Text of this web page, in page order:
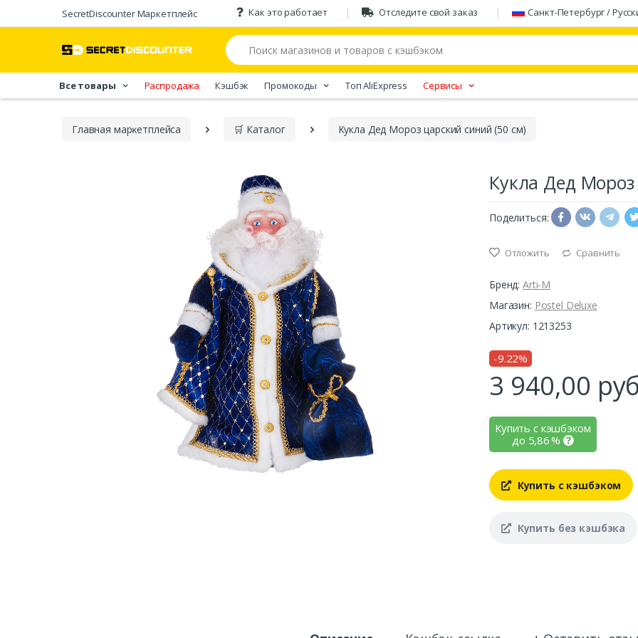
SecretDiscounter Маркетплейс Как это работает Отследите свой заказ Санкт-Петербург /
Все товары Распродажа Кэшбэк Промокоды Tоп AliExpress Сервисы
Главная марĸетплейса 🛒 Каталог Кукла Дед Мороз царский синий (50 см)
Кукла Дед
Поделиться:
Отложить Сравнить
Бренд: Arti-M
Магазин: Postel Deluxe
Артикул: 1213253
-9.22%
3 940,00
Купить с кэшбэком
до 5,86%
Купить с кэшбэком
Купить без кэшбэка